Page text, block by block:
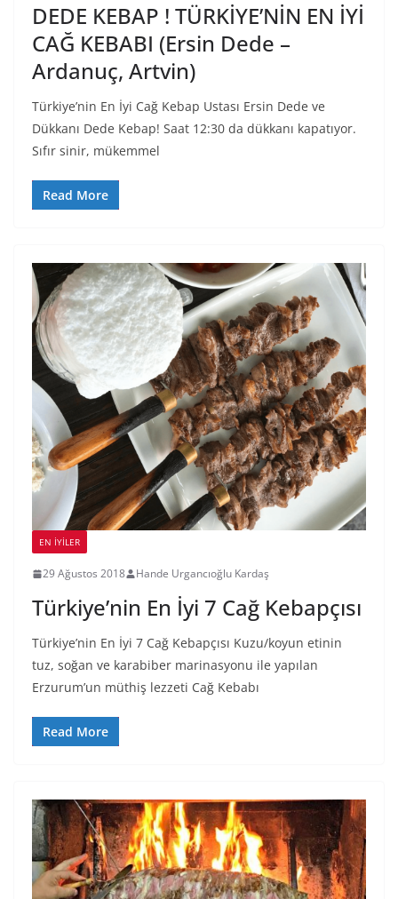
DEDE KEBAP ! TÜRKİYE’NİN EN İYİ
CAĞ KEBABI (Ersin Dede –
Ardanuç, Artvin)
Türkiye’nin En İyi Cağ Kebap Ustası Ersin Dede ve
Dükkanı Dede Kebap! Saat 12:30 da dükkanı kapatıyor.
Sıfır sinir, mükemmel
Read More
EN İYILER
29 Ağustos 2018 Hande Urgancıoğlu Kardaş
Türkiye’nin En İyi 7 Cağ Kebapçısı
Türkiye’nin En İyi 7 Cağ Kebapçısı Kuzu/koyun etinin
tuz, soğan ve karabiber marinasyonu ile yapılan
Erzurum’un müthiş lezzeti Cağ Kebabı
Read More